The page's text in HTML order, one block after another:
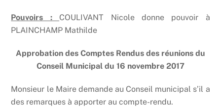
Pouvoirs : COULIVANT Nicole donne pouvoir à
PLAINCHAMP Mathilde
Approbation des Comptes Rendus des réunions du
Conseil Municipal du 16 novembre 2017
Monsieur le Maire demande au Conseil municipal s’il a
des remarques à apporter au compte-rendu.